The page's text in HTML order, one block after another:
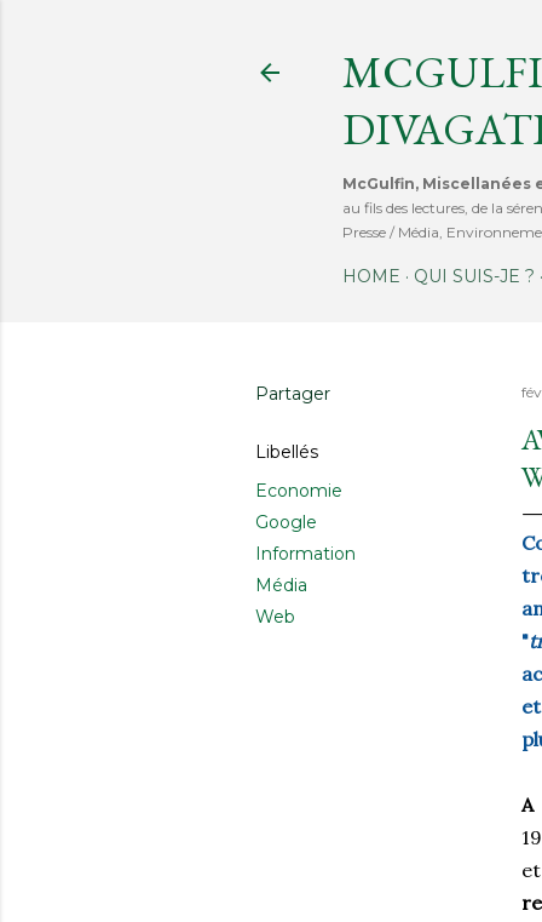
McGulfin, Miscellanées
au fils des lectures, de la
Presse / Média,
HOME QUI SUIS-JE ?
Partager
Libellés
Economie
Google
Information
Média
Web
"
A